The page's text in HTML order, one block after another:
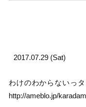
2017.07.29 (Sat)
わけのわからないっ
http://ameblo.jp/